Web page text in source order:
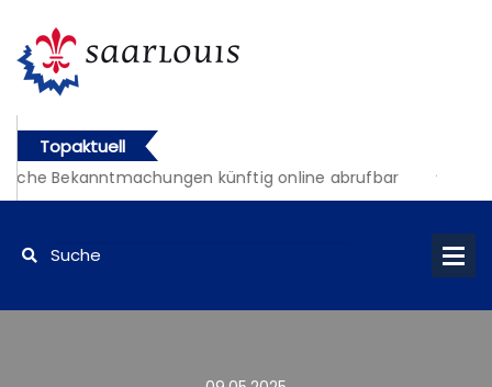
Topaktuell
Bekanntmachungen künftig online abrufbar